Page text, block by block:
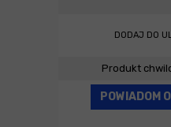
DODAJ DO
Produkt
POWIADOM